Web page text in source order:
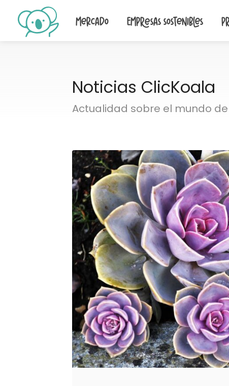
Mercado Empresas sostenibles
Noticias ClicKoala
Actualidad sobre el mundo